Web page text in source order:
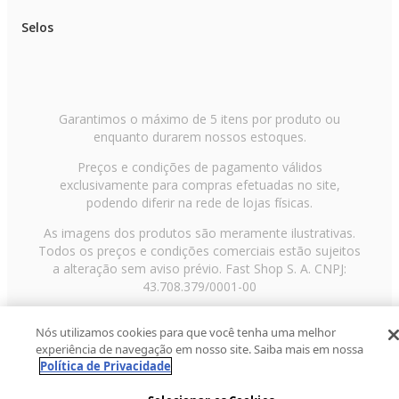
90 dias
Selos
Garantimos o máximo de 5 itens por produto ou
enquanto durarem nossos estoques.
Preços e condições de pagamento válidos
exclusivamente para compras efetuadas no site,
podendo diferir na rede de lojas físicas.
As imagens dos produtos são meramente ilustrativas.
Todos os preços e condições comerciais estão sujeitos
a alteração sem aviso prévio. Fast Shop S. A. CNPJ:
43.708.379/0001-00
Paulo/SP, CEP 02029-001, Telefone: 11 3003-3728 ©
2013 Fast Shop - Todos os direitos reservadosRF
Nós utilizamos cookies para que você tenha uma melhor
experiência de navegação em nosso site. Saiba mais em nossa
Política de Privacidade